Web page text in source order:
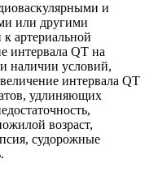
и
или другими
артериальной
интервала QT на
наличии условий,
интервала QT
удлиняющих
возраст,
судорожные